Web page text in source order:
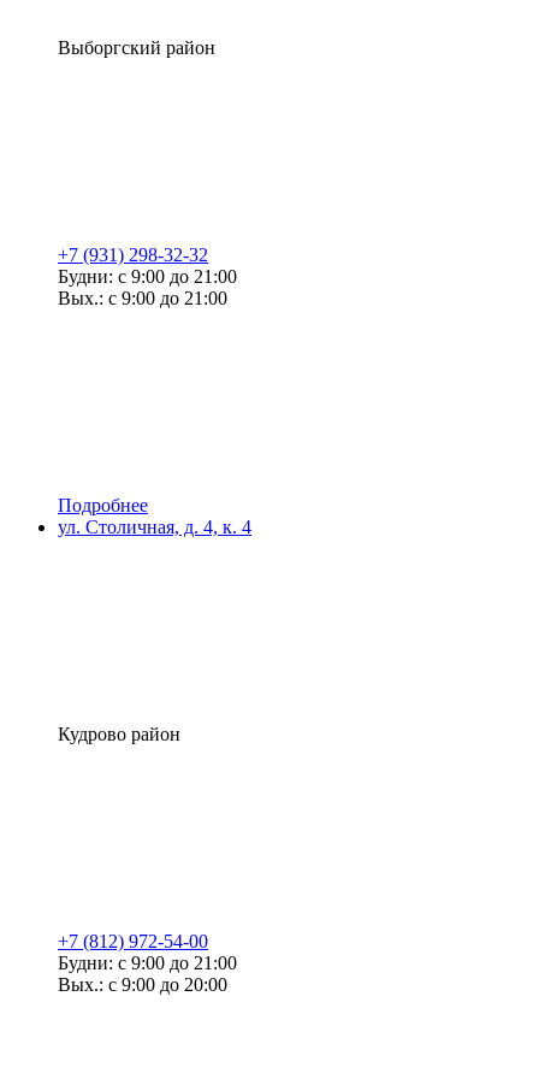
Выборгский район
+7 (931) 298-32-32
Будни: с 9:00 до 21:00
Вых.: с 9:00 до 21:00
Подробнее
ул. Столичная, д. 4, к. 4
Кудрово район
+7 (812) 972-54-00
Будни: с 9:00 до 21:00
Вых.: с 9:00 до 20:00